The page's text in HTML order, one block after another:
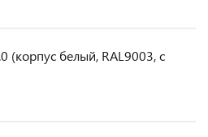
(корпус белый, RAL9003, с